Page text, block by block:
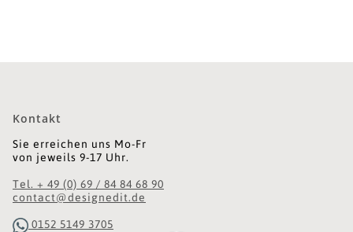
Kontakt
Sie erreichen uns Mo-Fr
von jeweils 9-17 Uhr.
Tel. + 49 (0) 69 / 84 84 68 90
contact@designedit.de
0152 5149 3705